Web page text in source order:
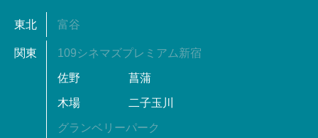
東北 富谷
関東 109シネマズプレミアム新宿
佐野 菖蒲
木場 二子玉川
グランベリーパーク